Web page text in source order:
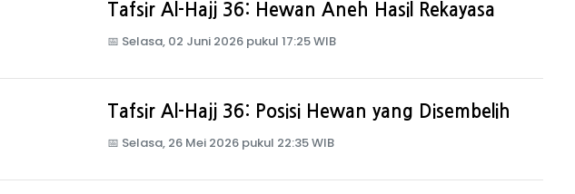
Tafsir Al-Hajj 36: Hewan Aneh Hasil Rekayasa
📅 Selasa, 02 Juni 2026 pukul 17:25 WIB
Tafsir Al-Hajj 36: Posisi Hewan yang Disembelih
📅 Selasa, 26 Mei 2026 pukul 22:35 WIB